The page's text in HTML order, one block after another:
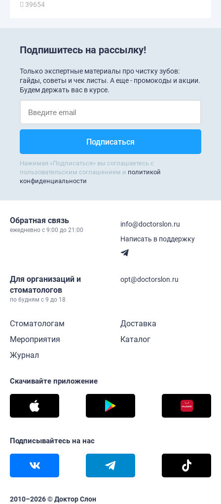
39654
Подпишитесь на рассылку!
Только экспертные материалы про чистку зубов:
гайды, советы и чек листы. А еще - промокоды и акции.
Будем держать вас в курсе.
Нажимая «Подписаться» вы соглашаетесь с
пользовательским соглашением и политикой
конфиденциальности
Обратная связь
ежедневно c 9:00 до 21:00
info@doctorslon.ru
Написать в поддержку
Для организаций и
стоматологов
по будням с 9 до 18
opt@doctorslon.ru
Стоматологам
Мероприятия
Журнал
Доставка
Каталог
Скачивайте приложение
Подписывайтесь на нас
2010–2026 © Доктор Слон